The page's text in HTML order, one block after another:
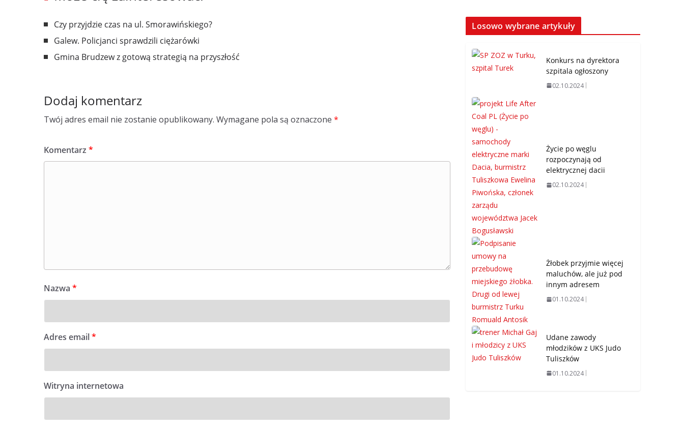
Czy przyjdzie czas na ul. Smorawińskiego?
Galew. Policjanci sprawdzili ciężarówki
Gmina Brudzew z gotową strategią na przyszłość
Dodaj komentarz
Twój adres email nie zostanie opublikowany. Wymagane pola są oznaczone *
Komentarz *
Nazwa *
Adres email*
Witryna internetowa
Losowo wybrane artykuły
Konkurs na dyrektora
szpitala ogłoszony
02.10.2024
Życie po węglu
rozpoczynają od
elektrycznej dacii
02.10.2024
Żłobek przyjmie więcej
maluchów, ale już pod
innym adresem
01.10.2024
Udane zawody
młodzików z UKS Judo
Tuliszków
01.10.2024